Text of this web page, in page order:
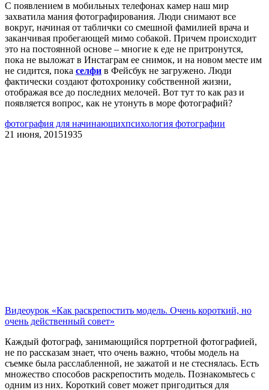
С появлением в мобильных телефонах камер наш мир
захватила мания фотографирования. Люди снимают все
вокруг, начиная от таблички со смешной фамилией врача и
заканчивая пробегающей мимо собакой. Причем происходит
это на постоянной основе – многие к еде не притронутся,
пока не выложат в Инстаграм ее снимок, и на новом месте им
не сидится, пока селфи в Фейсбук не загружено. Люди
фактически создают фотохронику собственной жизни,
отображая все до последних мелочей. Вот тут то как раз и
появляется вопрос, как не утонуть в море фотографий?
фотография для начинающихпсихология фотографии
21 июня, 20151935
Видеоурок «Как раскрепостить модель. Очень короткий, но
очень действенный совет»
Каждый фотограф, занимающийся портретной фотографией,
не по рассказам знает, что очень важно, чтобы модель на
съемке была расслабленной, не зажатой и не стеснялась. Есть
множество способов раскрепостить модель. Познакомьтесь с
одним из них. Короткий совет может пригодиться для